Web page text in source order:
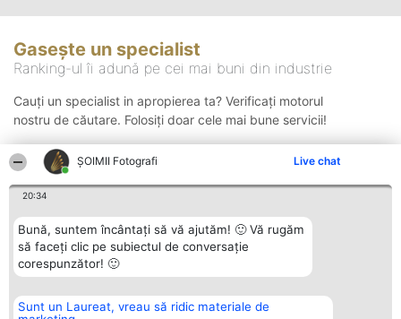
ȘOIMII Fotografi Live chat
20:34
Bună, suntem încântați să vă ajutăm! 🙂 Vă rugăm
să faceți clic pe subiectul de conversație
corespunzător! 🙂
Sunt un Laureat, vreau să ridic materiale de
Gasește un specialist
Ranking-ul îi adună pe cei mai buni din industrie
Cauți un specialist in apropierea ta? Verificați motorul
nostru de căutare. Folosiți doar cele mai bune servicii!
Organizator Ranking Plebiscyt Contact